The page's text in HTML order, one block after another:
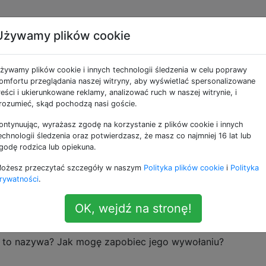
program
po otwarciu, więc otworzyłem Monitor aktywności i
aktualizacja oprogramowania, który nie odpowiadał. Nie
ale mój laptop się czołgał. Zmuszam do
sprawdziłem to online i zobaczyłem, że App Store
App Store i uruchomiłem aktualizację. Wydawało się,
pokazuje 104% procesora. Po zakończeniu wrócił do 0
nie odpowiada.
nazywa? Jak mogę zapobiec jego wywołaniu?
plików cookie
plików cookie i innych technologii śledzenia w celu poprawy
przeglądania naszej witryny, aby wyświetlać spersonalizowane
i ukierunkowane reklamy, analizować ruch w naszej witrynie, i
skąd pochodzą nasi goście.
wyrażasz zgodę na korzystanie z plików cookie i innych
śledzenia oraz potwierdzasz, że masz co najmniej 16 lat lub
rodzica lub opiekuna.
przeczytać szczegóły w naszym Polityka plików cookie i Polityka
.
OK, wejdź na stronę!